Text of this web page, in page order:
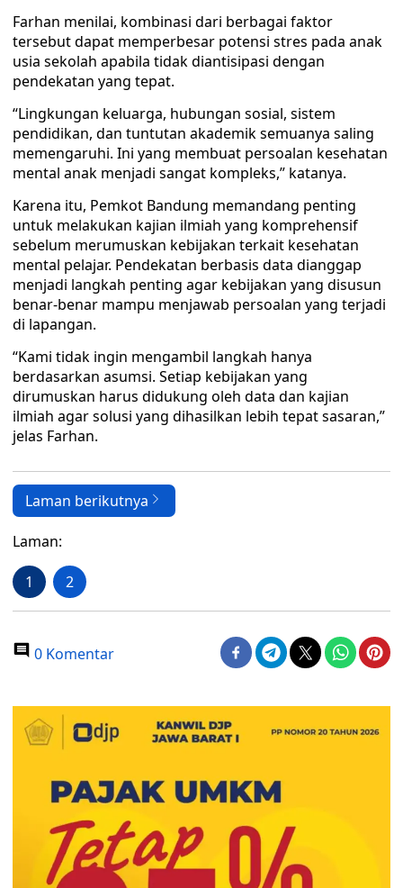
Farhan menilai, kombinasi dari berbagai faktor
tersebut dapat memperbesar potensi stres pada anak
usia sekolah apabila tidak diantisipasi dengan
pendekatan yang tepat.
“Lingkungan keluarga, hubungan sosial, sistem
pendidikan, dan tuntutan akademik semuanya saling
memengaruhi. Ini yang membuat persoalan kesehatan
mental anak menjadi sangat kompleks,” katanya.
Karena itu, Pemkot Bandung memandang penting
untuk melakukan kajian ilmiah yang komprehensif
sebelum merumuskan kebijakan terkait kesehatan
mental pelajar. Pendekatan berbasis data dianggap
menjadi langkah penting agar kebijakan yang disusun
benar-benar mampu menjawab persoalan yang terjadi
di lapangan.
“Kami tidak ingin mengambil langkah hanya
berdasarkan asumsi. Setiap kebijakan yang
dirumuskan harus didukung oleh data dan kajian
ilmiah agar solusi yang dihasilkan lebih tepat sasaran,”
jelas Farhan.
Laman berikutnya
Laman:
1 2
0 Komentar